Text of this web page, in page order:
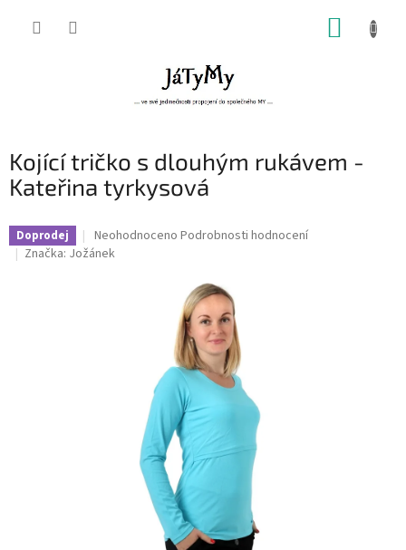
Kojící tričko s dlouhým rukávem -
Kateřina tyrkysová
Doprodej
Průměrné
hodnocení
Neohodnoceno Podrobnosti hodnocení
Značka: Jožánek